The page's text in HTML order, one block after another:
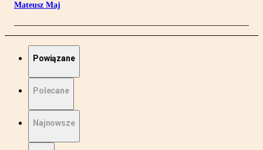
Mateusz Maj
Powiązane
Polecane
Najnowsze